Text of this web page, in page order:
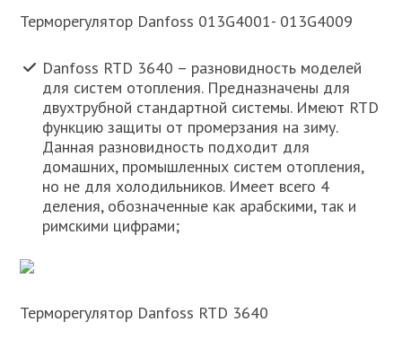
Терморегулятор Danfoss 013G4001- 013G4009
Danfoss RTD 3640 – разновидность моделей
для систем отопления. Предназначены для
двухтрубной стандартной системы. Имеют RTD
функцию защиты от промерзания на зиму.
Данная разновидность подходит для
домашних, промышленных систем отопления,
но не для холодильников. Имеет всего 4
деления, обозначенные как арабскими, так и
римскими цифрами;
Терморегулятор Danfoss RTD 3640